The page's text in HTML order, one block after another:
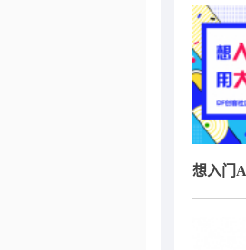
想入门